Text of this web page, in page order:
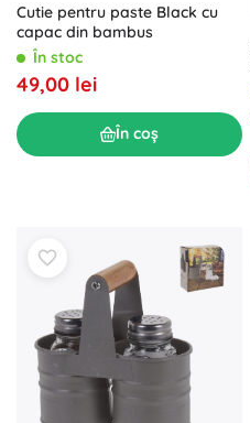
Cutie pentru paste Black cu
capac din bambus
În stoc
49,00 lei
În coș